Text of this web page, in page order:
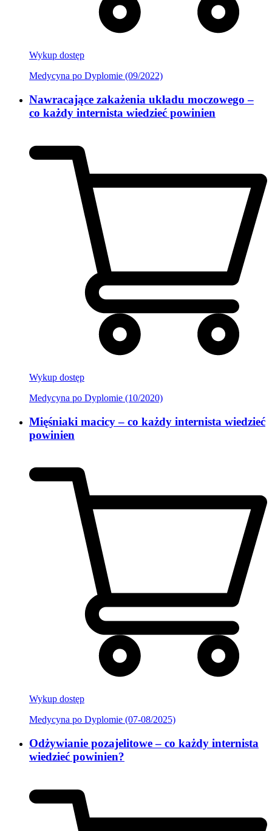
Wykup dostęp
Medycyna po Dyplomie (09/2022)
Nawracające zakażenia układu moczowego –
co każdy internista wiedzieć powinien
Wykup dostęp
Medycyna po Dyplomie (10/2020)
Mięśniaki macicy – co każdy internista wiedzieć
powinien
Wykup dostęp
Medycyna po Dyplomie (07-08/2025)
Odżywianie pozajelitowe – co każdy internista
wiedzieć powinien?